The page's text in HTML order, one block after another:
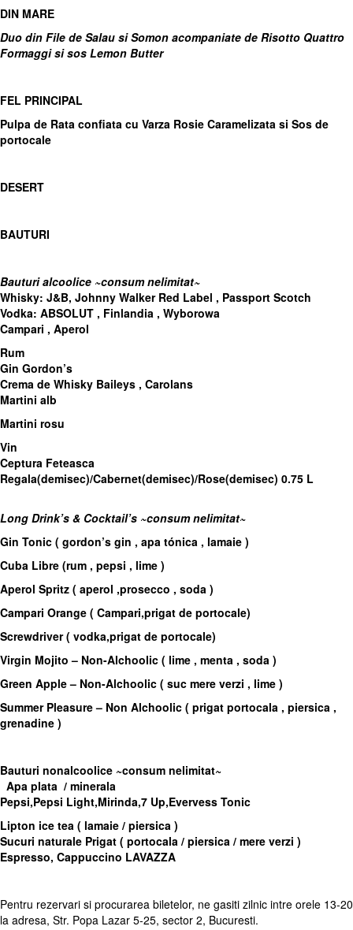
DIN MARE
Duo din File de Salau si Somon acompaniate de Risotto Quattro
Formaggi si sos Lemon Butter
FEL PRINCIPAL
Pulpa de Rata confiata cu Varza Rosie Caramelizata si Sos de
portocale
DESERT
BAUTURI
Bauturi alcoolice ~consum nelimitat~
Whisky: J&B, Johnny Walker Red Label , Passport Scotch
Vodka: ABSOLUT , Finlandia , Wyborowa
Campari , Aperol
Rum
Gin Gordon’s
Crema de Whisky Baileys , Carolans
Martini alb
Martini rosu
Vin
Ceptura Feteasca
Regala(demisec)/Cabernet(demisec)/Rose(demisec) 0.75 L
Long Drink’s & Cocktail’s ~consum nelimitat~
Gin Tonic ( gordon’s gin , apa tónica , lamaie )
Cuba Libre (rum , pepsi , lime )
Aperol Spritz ( aperol ,prosecco , soda )
Campari Orange ( Campari,prigat de portocale)
Screwdriver ( vodka,prigat de portocale)
Virgin Mojito – Non-Alchoolic ( lime , menta , soda )
Green Apple – Non-Alchoolic ( suc mere verzi , lime )
Summer Pleasure – Non Alchoolic ( prigat portocala , piersica ,
grenadine )
Bauturi nonalcoolice ~consum nelimitat~
Apa plata / minerala
Pepsi,Pepsi Light,Mirinda,7 Up,Evervess Tonic
Lipton ice tea ( lamaie / piersica )
Sucuri naturale Prigat ( portocala / piersica / mere verzi )
Espresso, Cappuccino LAVAZZA
Pentru rezervari si procurarea biletelor, ne gasiti zilnic intre orele 13-20
la adresa, Str. Popa Lazar 5-25, sector 2, Bucuresti.